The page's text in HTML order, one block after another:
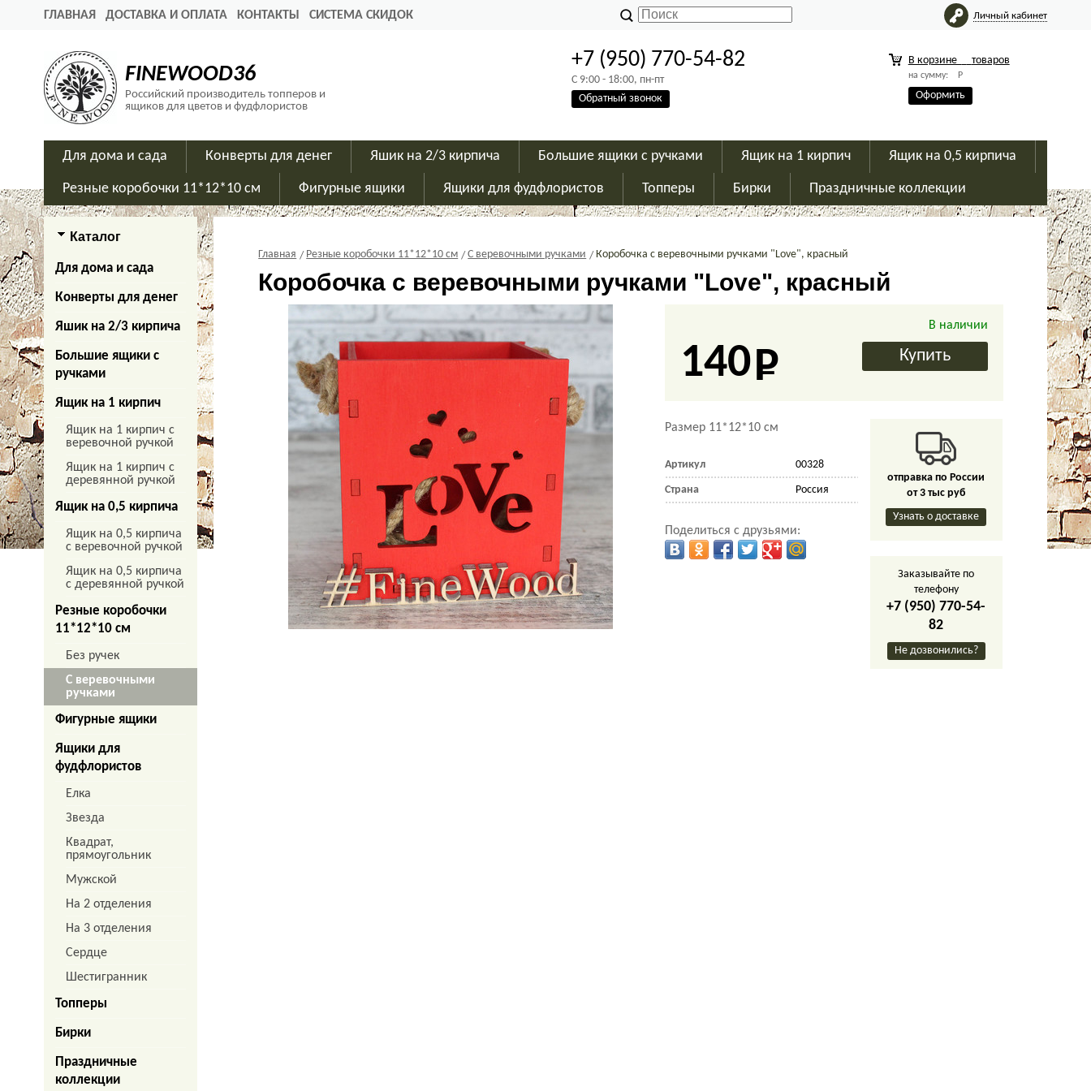
ГЛАВНАЯ ДОСТАВКА И ОПЛАТА КОНТАКТЫ СИСТЕМА СКИДОК Личный кабинет
FINEWOOD36
Российский производитель топперов и
ящиков для цветов и фудфлористов
+7 (950) 770-54-82
C 9:00 - 18:00, пн-пт
Обратный звонок
В корзине товаров
на сумму: Р
Оформить
Для дома и сада Конверты для денег Яшик на 2/3 кирпича Большие ящики с ручками Ящик на 1 кирпич Ящик на 0,5 кирпича
Резные коробочки 11*12*10 см Фигурные ящики Ящики для фудфлористов Топперы Бирки Праздничные коллекции
Каталог
Для дома и сада
Конверты для денег
Яшик на 2/3 кирпича
Большие ящики с
ручками
Ящик на 1 кирпич
Ящик на 1 кирпич с
веревочной ручкой
Ящик на 1 кирпич с
деревянной ручкой
Ящик на 0,5 кирпича
Ящик на 0,5 кирпича
с веревочной ручкой
Ящик на 0,5 кирпича
с деревянной ручкой
Резные коробочки
11*12*10 см
Без ручек
С веревочными
ручками
Фигурные ящики
Ящики для
фудфлористов
Елка
Звезда
Квадрат,
прямоугольник
Мужской
На 2 отделения
На 3 отделения
Сердце
Шестигранник
Топперы
Бирки
Праздничные
коллекции
Главная Резные коробочки 11*12*10 см С веревочными ручками Коробочка с веревочными ручками "Love", красный
Коробочка с веревочными ручками "Love", красный
В наличии
140
Размер 11*12*10 см
Артикул 00328
Страна Россия
Поделиться с друзьями:
отправка по России
от 3 тыс руб
Узнать о доставке
Заказывайте по
телефону
+7 (950) 770-54-
82
Не дозвонились?